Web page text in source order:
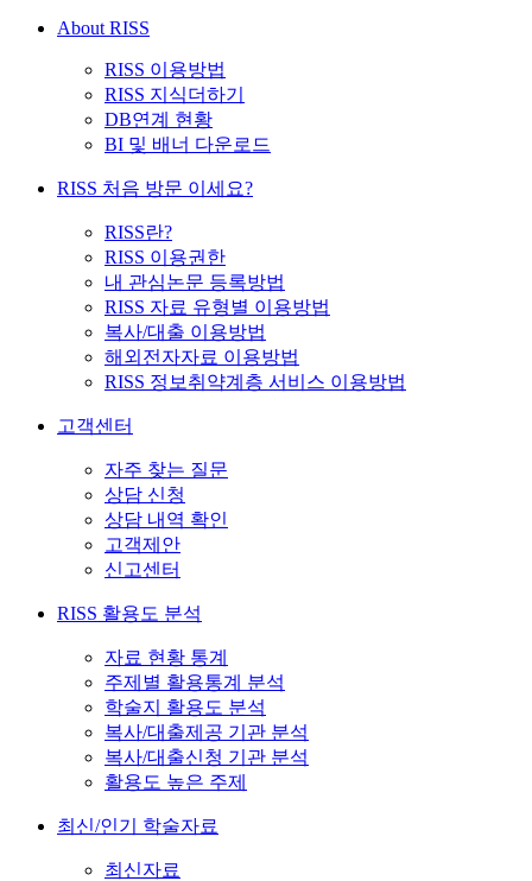
About RISS
RISS 이용방법
RISS 지식더하기
DB연계 현황
BI 및 배너 다운로드
RISS 처음 방문 이세요?
RISS란?
RISS 이용권한
내 관심논문 등록방법
RISS 자료 유형별 이용방법
복사/대출 이용방법
해외전자자료 이용방법
RISS 정보취약계층 서비스 이용방법
고객센터
자주 찾는 질문
상담 신청
상담 내역 확인
고객제안
신고센터
RISS 활용도 분석
자료 현황 통계
주제별 활용통계 분석
학술지 활용도 분석
복사/대출제공 기관 분석
복사/대출신청 기관 분석
활용도 높은 주제
최신/인기 학술자료
최신자료